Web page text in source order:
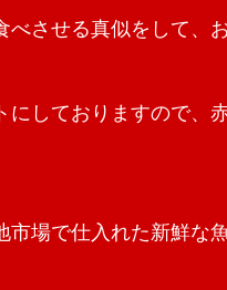
させる真似をして、
しておりますので、
場で仕入れた新鮮な